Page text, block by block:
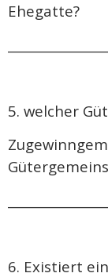
Ehegatte?
5. welcher
6. Existiert